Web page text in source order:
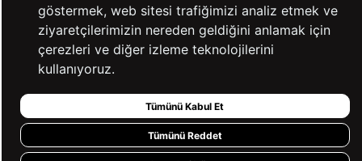
Daha Fazla Yorum Göster
Kaynak: Trendyol
ALIŞVERİŞ
SEÇENEKLERİ
14 GÜN İÇERİSİNDE
2000 TL VE ÜZERİ
göstermek, web sitesi trafiğimizi analiz etmek ve
ziyaretçilerimizin nereden geldiğini anlamak için
çerezleri ve diğer izleme teknolojilerini
kullanıyoruz.
Tümünü Kabul Et
Tümünü Reddet